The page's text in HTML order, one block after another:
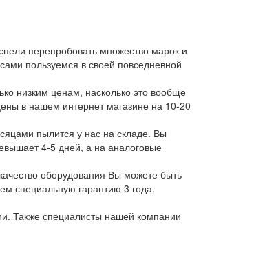
перепробовать множество марок и
пользуемся в своей повседневной
низким ценам, насколько это вообще
в нашем интернет магазине на 10-20
пылится у нас на складе. Вы
4-5 дней, а на аналоговые
оборудования Вы можете быть
специальную гарантию 3 года.
Также специалисты нашей компании